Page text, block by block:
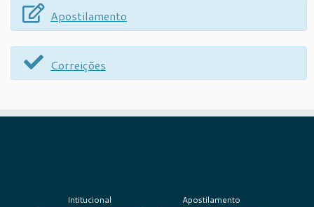
Apostilamento
Correições
Intitucional Apostilamento